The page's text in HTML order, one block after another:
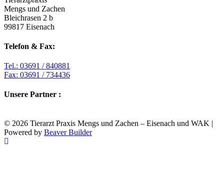
Mengs und Zachen
Bleichrasen 2 b
99817 Eisenach
Telefon & Fax:
Tel.: 03691 / 840881
Fax: 03691 / 734436
Unsere Partner :
© 2026 Tierarzt Praxis Mengs und Zachen – Eisenach und WAK |
Powered by Beaver Builder